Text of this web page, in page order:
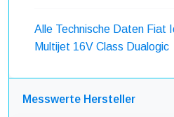
Alle Technische Daten Fiat
Multijet 16V Class Dualogic
Messwerte Hersteller